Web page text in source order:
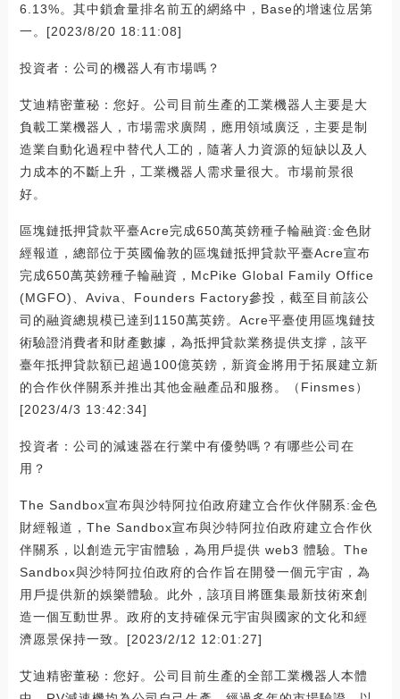
6.13%。其中鎖倉量排名前五的網絡中，Base的增速位居第
一。[2023/8/20 18:11:08]
投資者：公司的機器人有市場嗎？
艾迪精密董秘：您好。公司目前生產的工業機器人主要是大
負載工業機器人，市場需求廣闊，應用領域廣泛，主要是制
造業自動化過程中替代人工的，隨著人力資源的短缺以及人
力成本的不斷上升，工業機器人需求量很大。市場前景很
好。
區塊鏈抵押貸款平臺Acre完成650萬英鎊種子輪融資:金色財
經報道，總部位于英國倫敦的區塊鏈抵押貸款平臺Acre宣布
完成650萬英鎊種子輪融資，McPike Global Family Office
(MGFO)、Aviva、Founders Factory參投，截至目前該公
司的融資總規模已達到1150萬英鎊。Acre平臺使用區塊鏈技
術驗證消費者和財產數據，為抵押貸款業務提供支撐，該平
臺年抵押貸款額已超過100億英鎊，新資金將用于拓展建立新
的合作伙伴關系并推出其他金融產品和服務。（Finsmes）
[2023/4/3 13:42:34]
投資者：公司的減速器在行業中有優勢嗎？有哪些公司在
用？
The Sandbox宣布與沙特阿拉伯政府建立合作伙伴關系:金色
財經報道，The Sandbox宣布與沙特阿拉伯政府建立合作伙
伴關系，以創造元宇宙體驗，為用戶提供 web3 體驗。The
Sandbox與沙特阿拉伯政府的合作旨在開發一個元宇宙，為
用戶提供新的娛樂體驗。此外，該項目將匯集最新技術來創
造一個互動世界。政府的支持確保元宇宙與國家的文化和經
濟愿景保持一致。[2023/2/12 12:01:27]
艾迪精密董秘：您好。公司目前生產的全部工業機器人本體